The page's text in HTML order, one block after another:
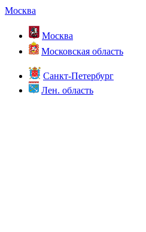
Москва
Москва
Московская область
Санкт-Петербург
Лен. область